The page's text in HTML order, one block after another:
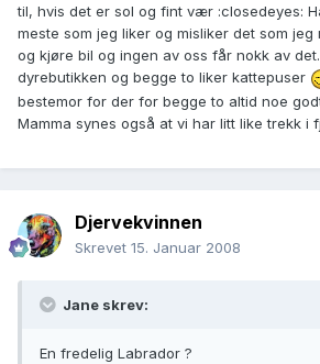
til, hvis det er sol og fint vær :closedeyes:
meste som jeg liker og misliker det som jeg
og kjøre bil og ingen av oss får nokk av
dyrebutikken og begge to liker kattepuser
bestemor for der for begge to altid noe
Mamma synes også at vi har litt like trekk i
Djervekvinnen
Skrevet 15. Januar 2008
Jane skrev:
En fredelig Labrador ?